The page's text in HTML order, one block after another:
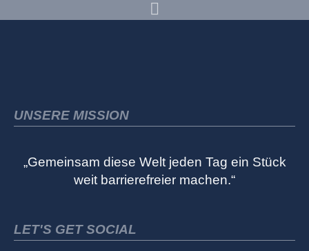
UNSERE MISSION
„Gemeinsam diese Welt jeden Tag ein Stück
weit barrierefreier machen.“
LET'S GET SOCIAL